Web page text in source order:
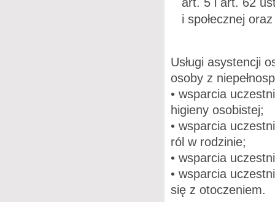
i społecznej
Usługi asystencji
osoby z
• wsparcia
higieny osobistej;
• wsparcia
ról w rodzinie;
• wsparcia
• wsparcia
się z otoczeniem.